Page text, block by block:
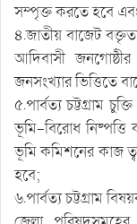
সম্পৃক্ত করতে হবে
৪.জাতীয় বাজেট
আদিবাসী
জনসংখ্যার ভিত্তিতে
৫.পার্বত্য চট্টগ্রাম
ভূমি-বিরোধ
ভূমি কমিশনের কাজ
হবে;
৬.পার্বত্য চট্টগ্রাম